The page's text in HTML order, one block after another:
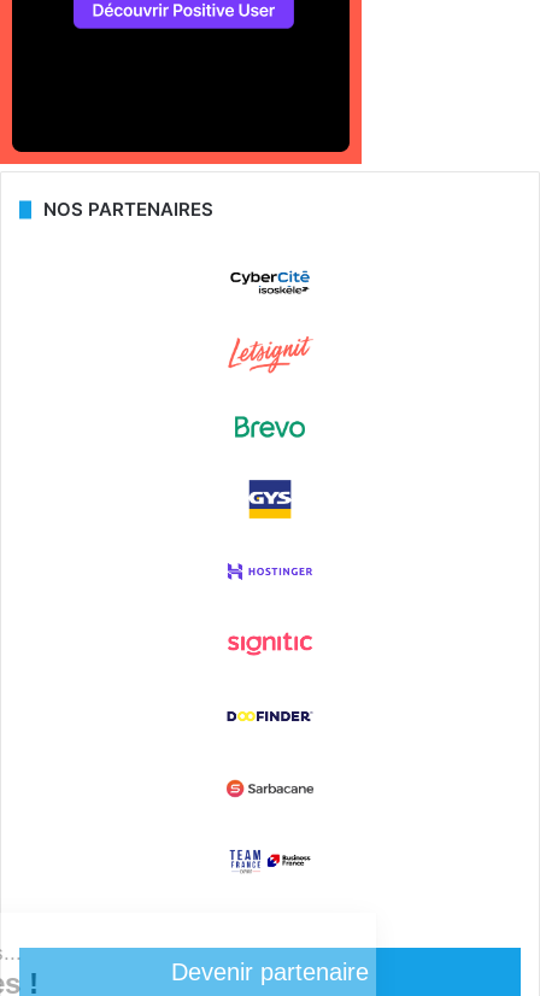
NOS PARTENAIRES
Devenir partenaire